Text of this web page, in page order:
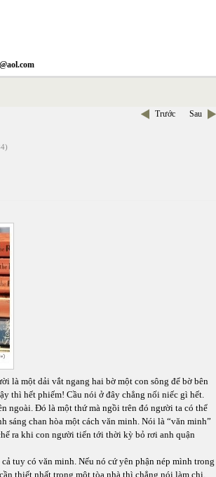
Trước Sau
là một dải vắt ngang hai bờ một con sông để bờ bên
thì hết phiếm! Cầu nói ở đây chẳng nối niếc gì hết.
ngoài. Đó là một thứ mà ngồi trên đó người ta có thể
sáng chan hòa một cách văn minh. Nói là “văn minh”
ra khi con người tiến tới thời kỳ bỏ rơi anh quận
tuy có văn minh. Nếu nó cứ yên phận nép mình trong
thiết nhất trong một tòa nhà thì chẳng nói làm chi,